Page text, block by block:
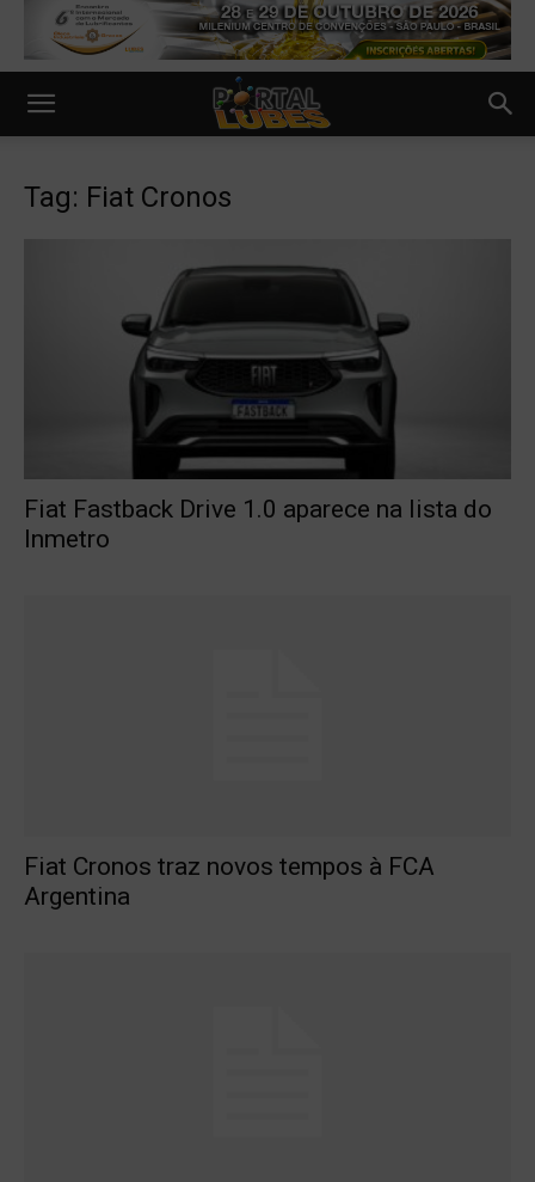
Tag: Fiat Cronos
Fiat Fastback Drive 1.0 aparece na lista do
Inmetro
Fiat Cronos traz novos tempos à FCA
Argentina